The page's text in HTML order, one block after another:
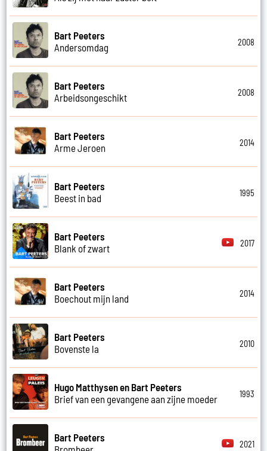
Bart Peeters
Andersomdag
2008
Bart Peeters
Arbeidsongeschikt
2008
Bart Peeters
Arme Jeroen
2014
Bart Peeters
Beest in bad
1995
Bart Peeters
Blank of zwart
2017
Bart Peeters
Boechout mijn land
2014
Bart Peeters
Bovenste la
2010
Hugo Matthysen en Bart Peeters
Brief van een gevangene aan zijne moeder
1993
Bart Peeters
2021